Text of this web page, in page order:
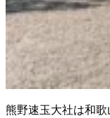
熊野速玉大社は和